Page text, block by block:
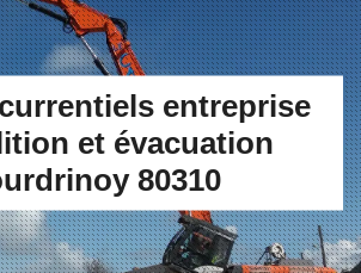
entreprise
et évacuation
80310